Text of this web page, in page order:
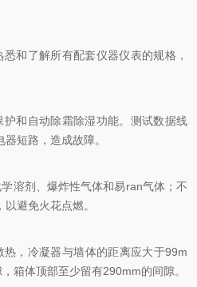
了解所有配套仪器仪表的规格，
和自动除霜除湿功能。测试数据线
短路，造成故障。
剂、爆炸性气体和易ran气体；不
避免火花点燃。
，冷凝器与墙体的距离应大于99m
箱体顶部至少留有290mm的间隙。